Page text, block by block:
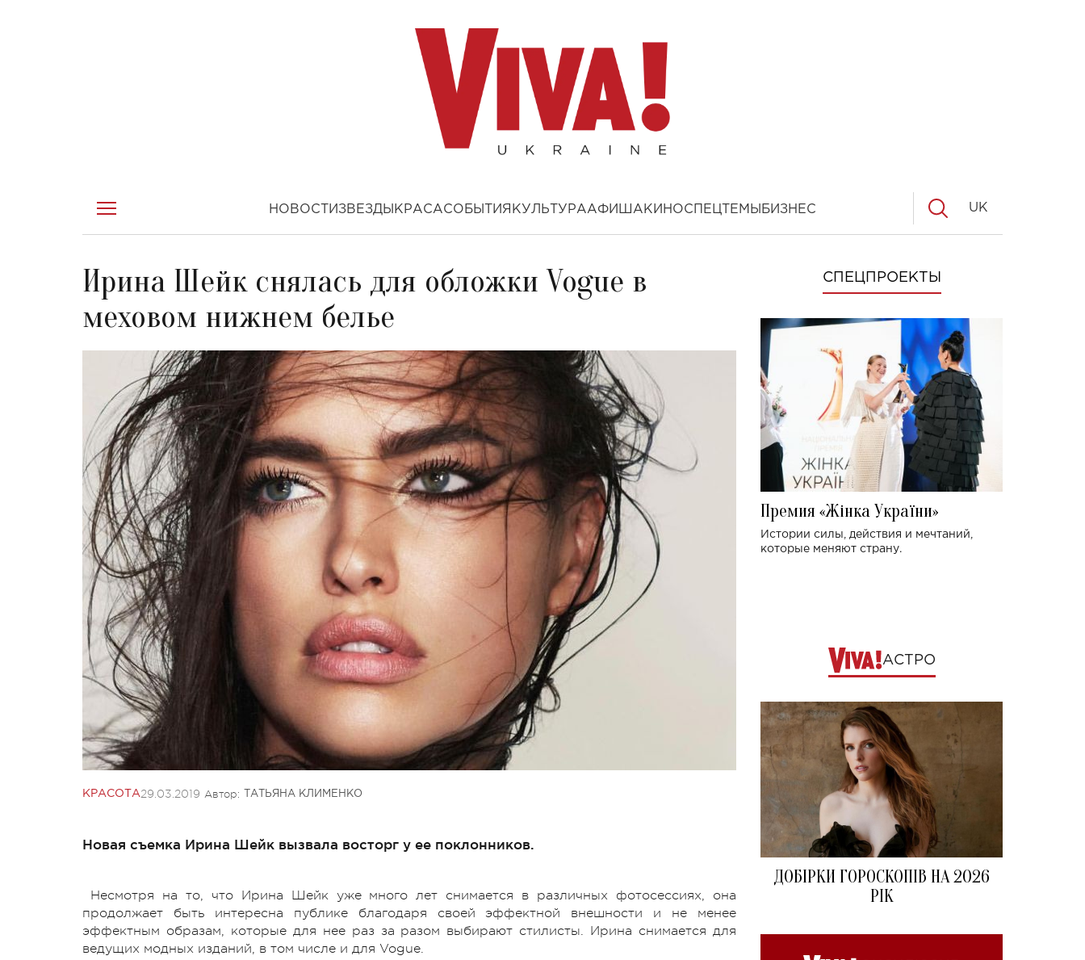
НОВОСТИ ЗВЕЗДЫ КРАСАСОБЫТИЯ КУЛЬТУРААФИША КИНОСПЕЦТЕМЫ БИЗНЕС UK
Ирина Шейк снялась для обложки Vogue в
меховом нижнем белье
КРАСОТА29.03.2019 Автор: ТАТЬЯНА КЛИМЕНКО
Новая съемка Ирина Шейк вызвала восторг у ее поклонников.
Несмотря на то, что Ирина Шейк уже много лет снимается в различных фотосессиях, она
продолжает быть интересна публике благодаря своей эффектной внешности и не менее
эффектным образам, которые для нее раз за разом выбирают стилисты. Ирина снимается для
ведущих модных изданий, в том числе и для Vogue.
СПЕЦПРОЕКТЫ
Премия «Жінка України»
Истории силы, действия и мечтаний,
которые меняют страну.
АСТРО
ДОБІРКИ ГОРОСКОПІВ НА 2026
РІК